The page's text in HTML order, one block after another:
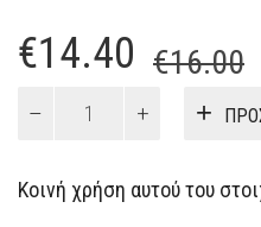
€16.00
€14.40
Η
των
ΜΜΕ
Κοινή χρήση αυτού του